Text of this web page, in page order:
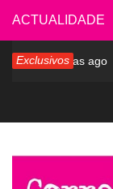
Skip
to
content
ACTUALIDADE
Exclusivos6 dias ago